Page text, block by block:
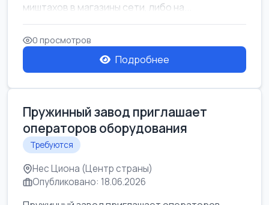
миштахов в магазины сети, либо на...
0 просмотров
Подробнее
Пружинный завод приглашает
операторов оборудования
Требуются
Нес Циона (Центр страны)
Опубликовано: 18.06.2026